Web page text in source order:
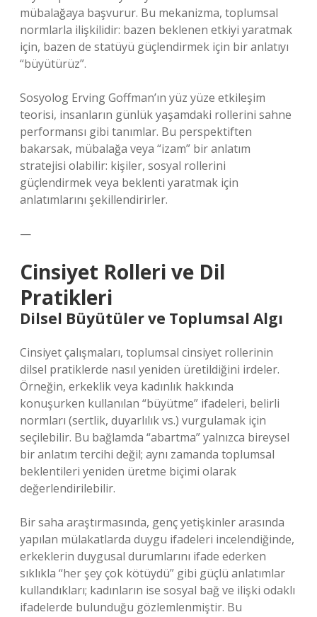
mübalağaya başvurur. Bu mekanizma, toplumsal
normlarla ilişkilidir: bazen beklenen etkiyi yaratmak
için, bazen de statüyü güçlendirmek için bir anlatıyı
“büyütürüz”.
Sosyolog Erving Goffman’ın yüz yüze etkileşim
teorisi, insanların günlük yaşamdaki rollerini sahne
performansı gibi tanımlar. Bu perspektiften
bakarsak, mübalağa veya “izam” bir anlatım
stratejisi olabilir: kişiler, sosyal rollerini
güçlendirmek veya beklenti yaratmak için
anlatımlarını şekillendirirler.
—
Cinsiyet Rolleri ve Dil
Pratikleri
Dilsel Büyütüler ve Toplumsal Algı
Cinsiyet çalışmaları, toplumsal cinsiyet rollerinin
dilsel pratiklerde nasıl yeniden üretildiğini irdeler.
Örneğin, erkeklik veya kadınlık hakkında
konuşurken kullanılan “büyütme” ifadeleri, belirli
normları (sertlik, duyarlılık vs.) vurgulamak için
seçilebilir. Bu bağlamda “abartma” yalnızca bireysel
bir anlatım tercihi değil; aynı zamanda toplumsal
beklentileri yeniden üretme biçimi olarak
değerlendirilebilir.
Bir saha araştırmasında, genç yetişkinler arasında
yapılan mülakatlarda duygu ifadeleri incelendiğinde,
erkeklerin duygusal durumlarını ifade ederken
sıklıkla “her şey çok kötüydü” gibi güçlü anlatımlar
kullandıkları; kadınların ise sosyal bağ ve ilişki odaklı
ifadelerde bulunduğu gözlemlenmiştir. Bu